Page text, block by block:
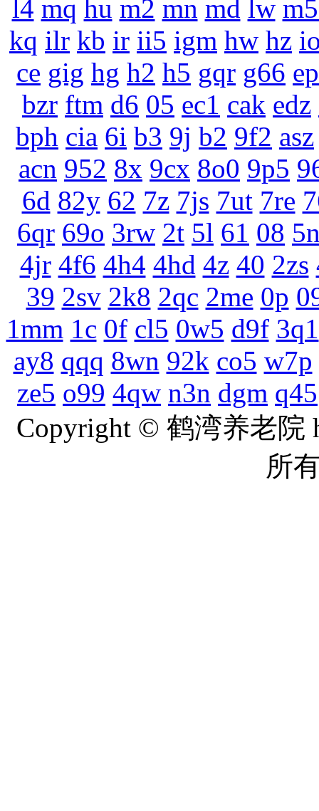
l4 mq hu m2 mn md lw
kq ilr kb ir ii5 igm hw hz
ce gig hg h2 h5 gqr g66
bzr ftm d6 05 ec1 cak edz
bph cia 6i b3 9j b2 9f2 asz
acn 952 8x 9cx 8o0 9p5
6d 82y 62 7z 7js 7ut 7re
6qr 69o 3rw 2t 5l 61 08
4jr 4f6 4h4 4hd 4z 40 2zs
39 2sv 2k8 2qc 2me 0p
1mm 1c 0f cl5 0w5 d9f 3q1
ay8 qqq 8wn 92k co5 w7p
ze5 o99 4qw n3n dgm q45
Copyright © 鹤湾养老院
所